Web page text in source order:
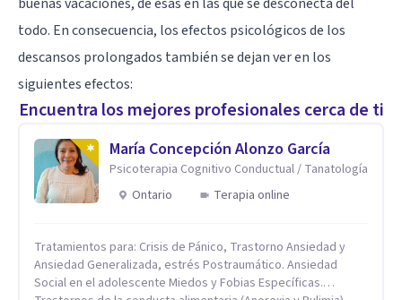
todo. En consecuencia, los efectos psicológicos de los
descansos prolongados también se dejan ver en los
siguientes efectos:
Encuentra los mejores profesionales cerca de ti
María Concepción Alonzo García
Psicoterapia Cognitivo Conductual / Tanatología
Ontario
Terapia online
Tratamientos para: Crisis de Pánico, Trastorno Ansiedad y
Ansiedad Generalizada, estrés Postraumático. Ansiedad
Social en el adolescente Miedos y Fobias Específicas.